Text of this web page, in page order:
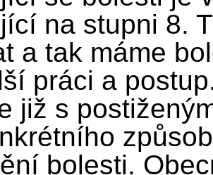
na stupni 8.
a tak máme
práci a
již s
bolesti.